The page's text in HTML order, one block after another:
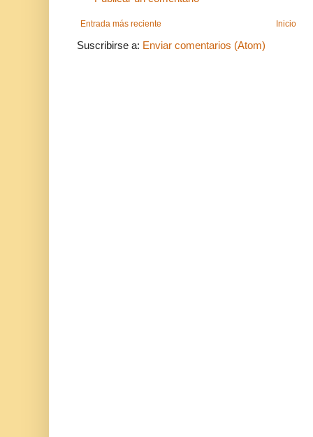
Entrada más reciente Inicio
Suscribirse a: Enviar comentarios (Atom)